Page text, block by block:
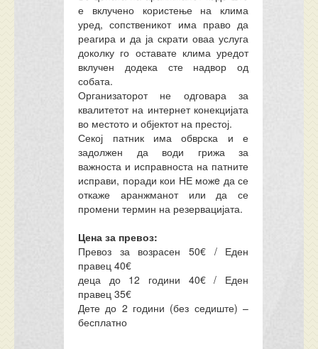
е вклучено користење на клима
уред, сопственикот има право да
реагира и да ја скрати оваа услуга
доколку го оставате клима уредот
вклучен додека сте надвор од
собата.
Организаторот не одговара за
квалитетот на интернет конекцијата
во местото и објектот на престој.
Секој патник има обврска и е
задолжен да води грижа за
важноста и исправноста на патните
исправи, поради кои НЕ можe да се
откаже аранжманот или да се
промени термин на резервацијата.
Цена за превоз:
Превоз за возрасен 50€ / Еден
правец 40€
деца до 12 години 40€ / Еден
правец 35€
Дете до 2 години (без седиште) –
бесплатно